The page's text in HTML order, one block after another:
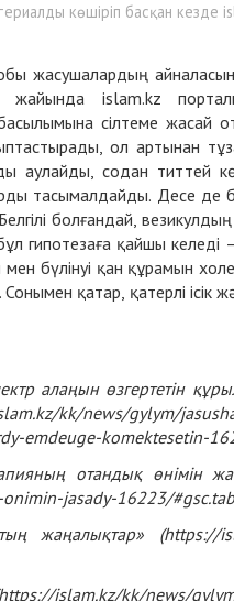
көшіріп басқан кезде
жасушалардың
жайында islam.kz
сілтеме жасай
ол артынан
аулайды, содан титтей
тасымалдайды. Десе де
болғандай,
гипотезаға қайшы келеді
бүлінуі қан құрамын
қатар, қатерлі ісік
алаңын өзгертетін
kk/news/gylym/
emdeuge-komektesetin-
отандық өнімін
jasady-16223/
жаңалықтар» (https://
islam.kz/kk/news/